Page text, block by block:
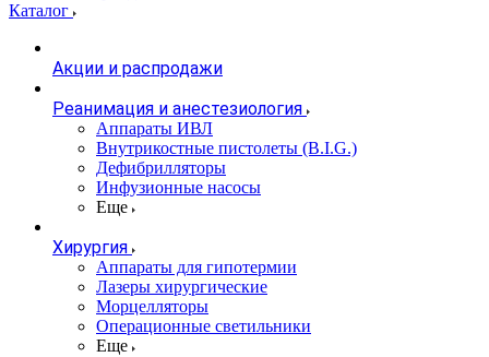
Каталог
Акции и распродажи
Реанимация и анестезиология
Аппараты ИВЛ
Внутрикостные пистолеты (B.I.G.)
Дефибрилляторы
Инфузионные насосы
Еще
Хирургия
Аппараты для гипотермии
Лазеры хирургические
Морцелляторы
Операционные светильники
Еще